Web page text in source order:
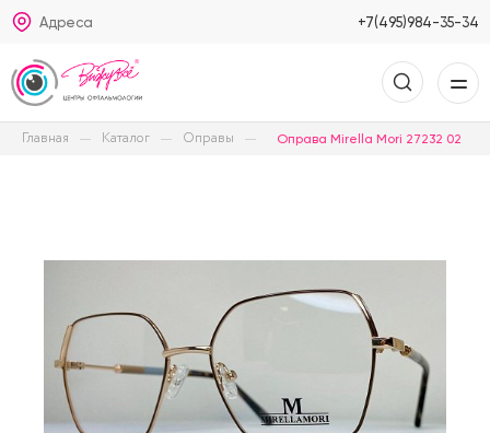
Адреса +7(495)984-35-34
Главная Каталог Оправы Оправа Mirella Mori 27232 02